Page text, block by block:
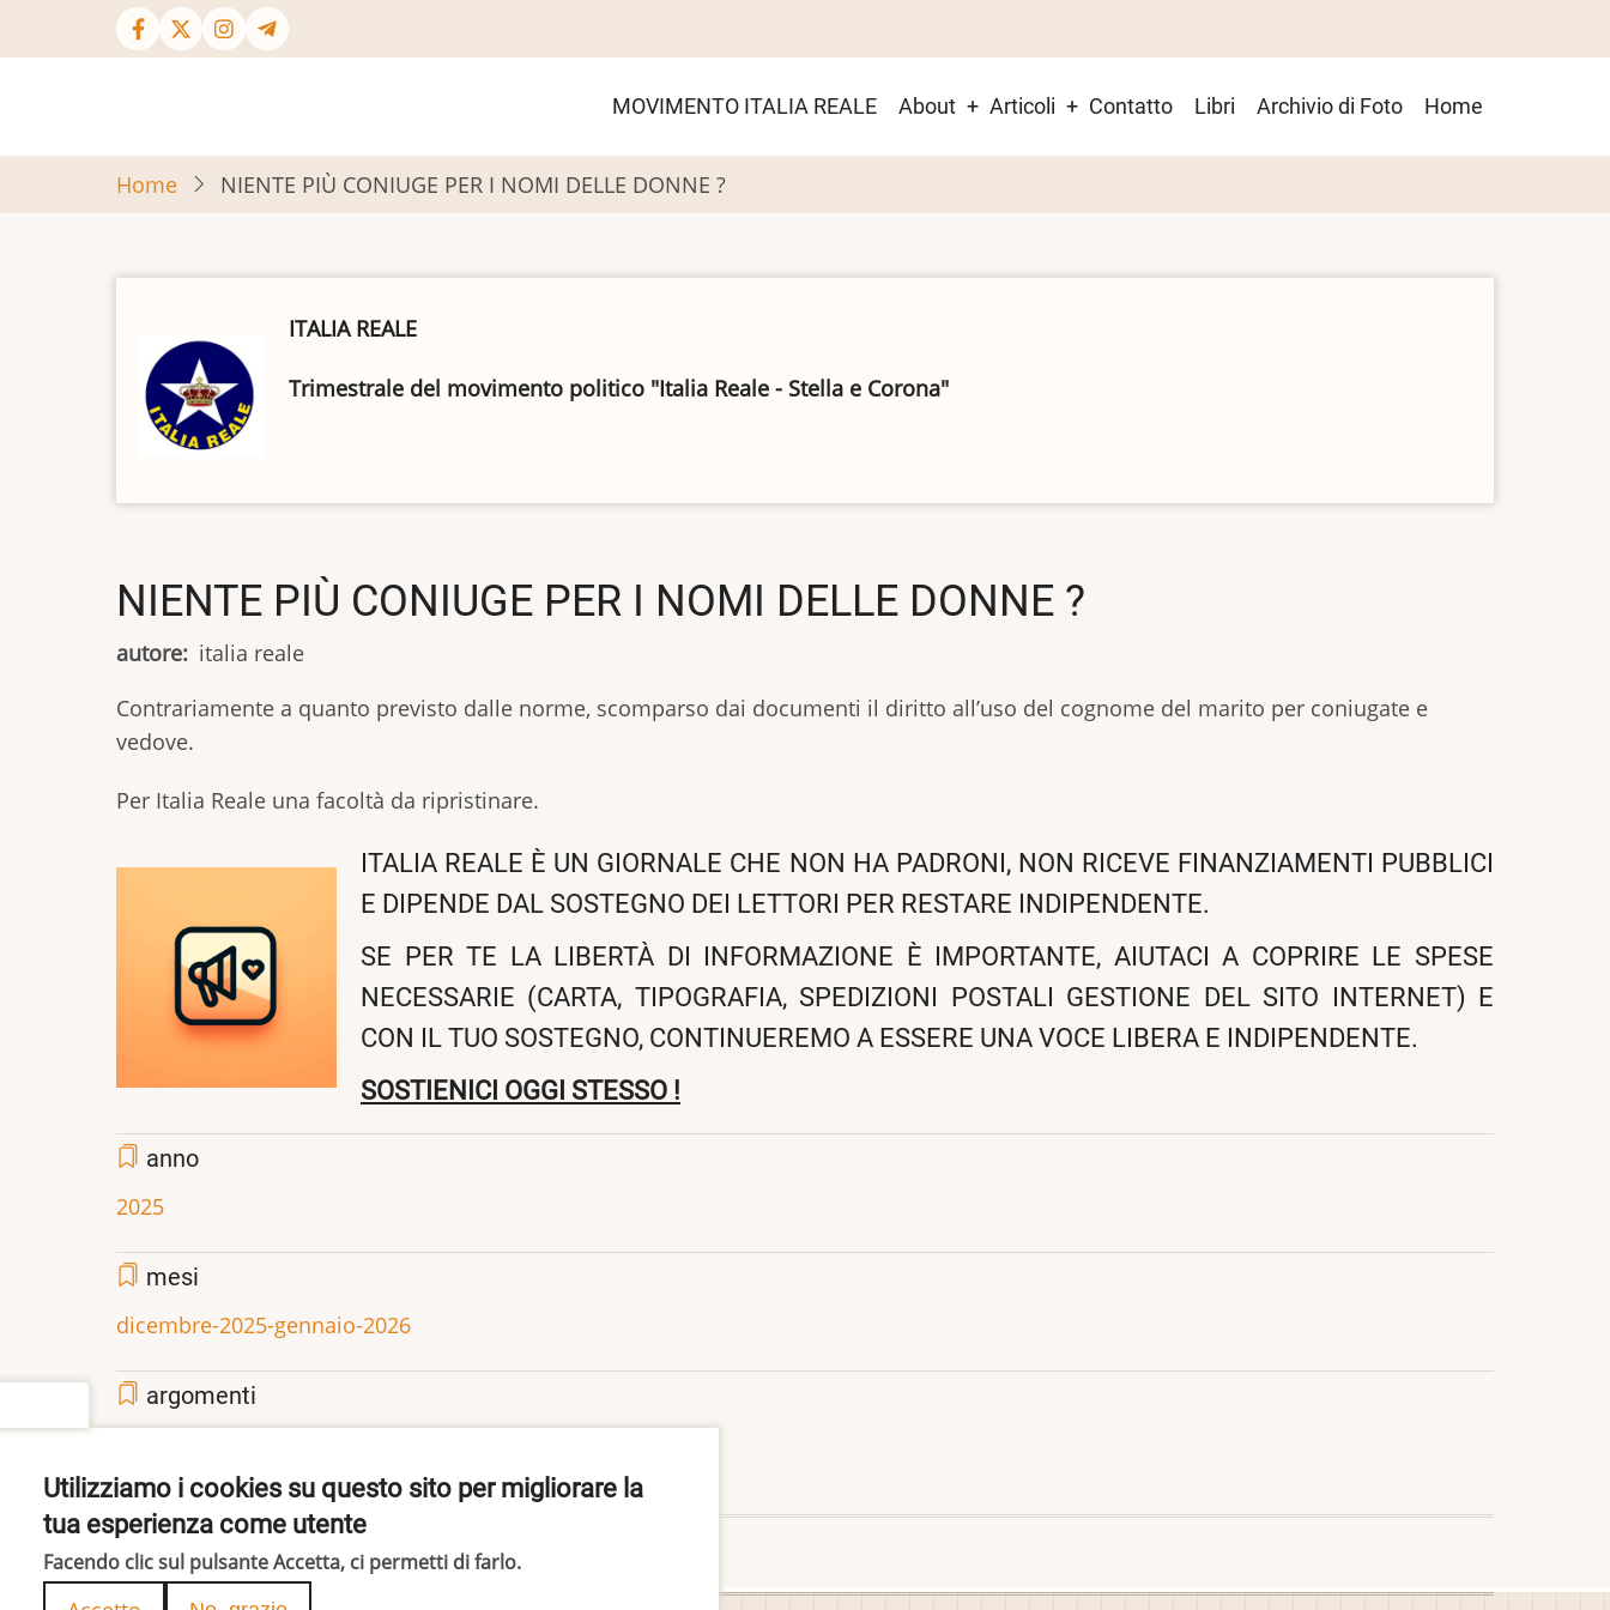
al
Main
menu
MOVIMENTO ITALIA REALE About Articoli Contatto Libri Archivio di Foto Home
Home NIENTE PIÙ CONIUGE PER I NOMI DELLE DONNE ?
ITALIA REALE
Trimestrale del movimento politico "Italia Reale - Stella e Corona"
NIENTE PIÙ CONIUGE PER I NOMI DELLE DONNE ?
autore
italia reale
Contrariamente a quanto previsto dalle norme, scomparso dai documenti il diritto all’uso del cognome del marito per coniugate e
vedove.
Per Italia Reale una facoltà da ripristinare.
ITALIA REALE È UN GIORNALE CHE NON HA PADRONI, NON RICEVE FINANZIAMENTI PUBBLICI
E DIPENDE DAL SOSTEGNO DEI LETTORI PER RESTARE INDIPENDENTE.
SE PER TE LA LIBERTÀ DI INFORMAZIONE È IMPORTANTE, AIUTACI A COPRIRE LE SPESE
NECESSARIE (CARTA, TIPOGRAFIA, SPEDIZIONI POSTALI GESTIONE DEL SITO INTERNET) E
CON IL TUO SOSTEGNO, CONTINUEREMO A ESSERE UNA VOCE LIBERA E INDIPENDENTE.
SOSTIENICI OGGI STESSO !
anno
2025
mesi
dicembre-2025-gennaio-2026
argomenti
Share
Facebook
Twitter
Pinterest
Utilizziamo i cookies su questo sito per migliorare la
tua esperienza come utente
Facendo clic sul pulsante Accetta, ci permetti di farlo.